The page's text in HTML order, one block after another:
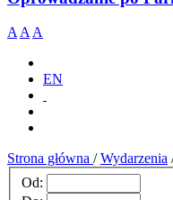
A A A
EN
Strona główna / Wydarzenia
Od: